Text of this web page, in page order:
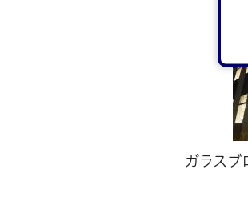
ガラスブ